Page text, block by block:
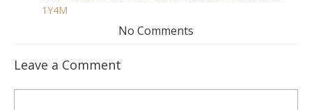
1Y4M
No Comments
Leave a Comment